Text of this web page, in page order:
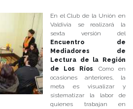
En el Club de la Unión en
Valdivia se realizará la
sexta versión del
Encuentro de
Mediadores de
Lectura de la Región
de Los Ríos . Como en
ocasiones anteriores, la
meta es visualizar y
sistematizar la labor de
quienes trabajan en